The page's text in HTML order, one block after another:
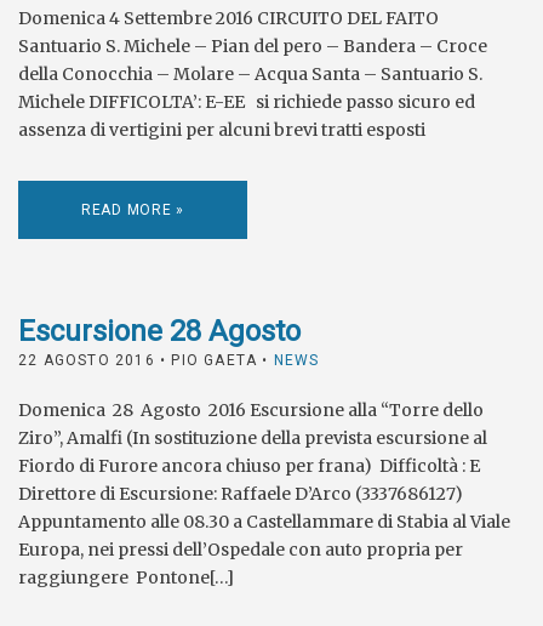
Domenica 4 Settembre 2016 CIRCUITO DEL FAITO
Santuario S. Michele – Pian del pero – Bandera – Croce
della Conocchia – Molare – Acqua Santa – Santuario S.
Michele DIFFICOLTA’: E-EE si richiede passo sicuro ed
assenza di vertigini per alcuni brevi tratti esposti
READ MORE »
Escursione 28 Agosto
22 AGOSTO 2016 • PIO GAETA • NEWS
Domenica 28 Agosto 2016 Escursione alla “Torre dello
Ziro”, Amalfi (In sostituzione della prevista escursione al
Fiordo di Furore ancora chiuso per frana) Difficoltà : E
Direttore di Escursione: Raffaele D’Arco (3337686127)
Appuntamento alle 08.30 a Castellammare di Stabia al Viale
Europa, nei pressi dell’Ospedale con auto propria per
raggiungere Pontone[…]